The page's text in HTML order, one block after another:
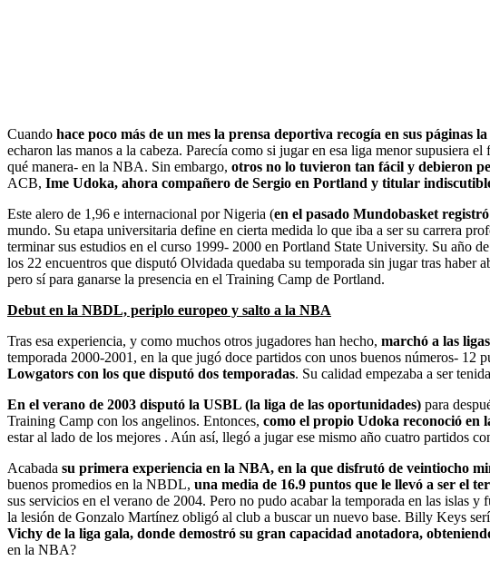
Cuando hace poco más de un mes la prensa deportiva recogía en sus páginas
echaron las manos a la cabeza. Parecía como si jugar en esa liga menor supusiera
qué manera- en la NBA. Sin embargo, otros no lo tuvieron tan fácil y debieron
ACB, Ime Udoka, ahora compañero de Sergio en Portland y titular
Este alero de 1,96 e internacional por Nigeria (en el pasado Mundobasket
mundo. Su etapa universitaria define en cierta medida lo que iba a ser su carrera
terminar sus estudios en el curso 1999- 2000 en Portland State University. Su año
los 22 encuentros que disputó Olvidada quedaba su temporada sin jugar tras
pero sí para ganarse la presencia en el Training Camp de Portland.
Debut en la NBDL, periplo europeo y salto a la NBA
Tras esa experiencia, y como muchos otros jugadores han hecho, marchó a las
temporada 2000-2001, en la que jugó doce partidos con unos buenos números-
Lowgators con los que disputó dos temporadas. Su calidad empezaba a ser
En el verano de 2003 disputó la USBL (la liga de las oportunidades) para
Training Camp con los angelinos. Entonces, como el propio Udoka reconoció en
estar al lado de los mejores . Aún así, llegó a jugar ese mismo año cuatro partidos
Acabada su primera experiencia en la NBA, en la que disfrutó de veintiocho
buenos promedios en la NBDL, una media de 16.9 puntos que le llevó a ser el
sus servicios en el verano de 2004. Pero no pudo acabar la temporada en las islas
la lesión de Gonzalo Martínez obligó al club a buscar un nuevo base. Billy Keys
Vichy de la liga gala, donde demostró su gran capacidad anotadora,
en la NBA?